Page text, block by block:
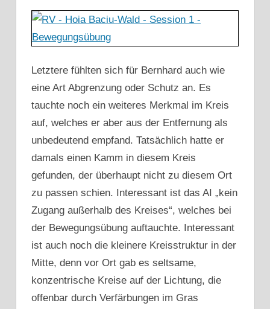
Letztere fühlten sich für Bernhard auch wie
eine Art Abgrenzung oder Schutz an. Es
tauchte noch ein weiteres Merkmal im Kreis
auf, welches er aber aus der Entfernung als
unbedeutend empfand. Tatsächlich hatte er
damals einen Kamm in diesem Kreis
gefunden, der überhaupt nicht zu diesem Ort
zu passen schien. Interessant ist das AI „kein
Zugang außerhalb des Kreises“, welches bei
der Bewegungsübung auftauchte. Interessant
ist auch noch die kleinere Kreisstruktur in der
Mitte, denn vor Ort gab es seltsame,
konzentrische Kreise auf der Lichtung, die
offenbar durch Verfärbungen im Gras